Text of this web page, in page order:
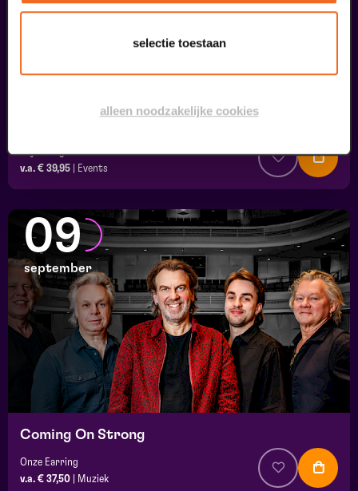
selectie toestaan
alleen noodzakelijke cookies
Psychologie in theater
v.a. € 39,95
Events
09
september
Coming On Strong
Onze Earring
v.a. € 37,50
Muziek